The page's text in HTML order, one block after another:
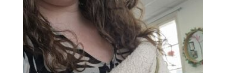
44,00 €
à
55,00 €